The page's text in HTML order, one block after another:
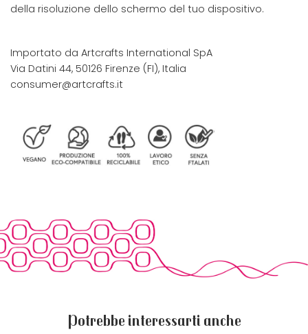
della risoluzione dello schermo del tuo dispositivo.
Importato da Artcrafts International SpA
Via Datini 44, 50126 Firenze (FI), Italia
consumer@artcrafts.it
Potrebbe interessarti anche